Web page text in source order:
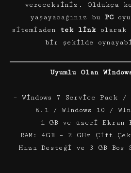
vereceksiniz. Oldukça
yaşayacağınız bu PC
sitemizden
tek linkolarak
bir şekilde
Uyumlu Olan
– Windows 7 Service Pack /
8.1 / Windows 10 /
– 1 GB ve üzeri Ekran
RAM: 4GB – 2 GHz Çift
Hızı Desteği ve 3 GB